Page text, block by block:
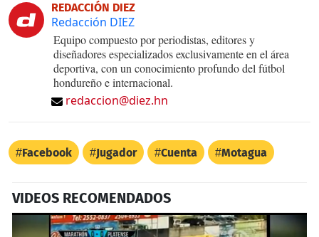
REDACCIÓN DIEZ
Redacción DIEZ
Equipo compuesto por periodistas, editores y
diseñadores especializados exclusivamente en el área
deportiva, con un conocimiento profundo del fútbol
hondureño e internacional.
redaccion@diez.hn
Facebook Jugador Cuenta Motagua
VIDEOS RECOMENDADOS